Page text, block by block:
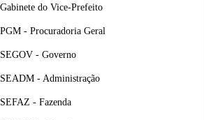
Gabinete do Vice-Prefeito
PGM - Procuradoria Geral
SEGOV - Governo
SEADM - Administração
SEFAZ - Fazenda